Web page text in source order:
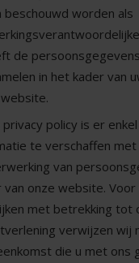
beschouwd worden als
de
in het kader van
privacy policy is er
te verschaffen
van
van onze website.
met betrekking tot
verwijzen wij
die u met ons